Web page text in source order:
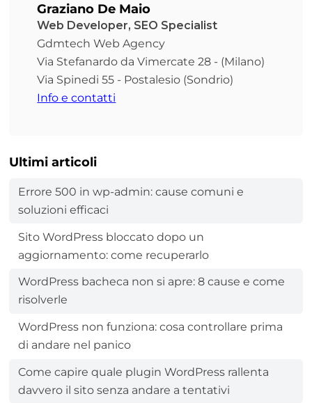
Graziano De Maio
Web Developer, SEO Specialist
Gdmtech Web Agency
Via Stefanardo da Vimercate 28 - (Milano)
Via Spinedi 55 - Postalesio (Sondrio)
Info e contatti
Ultimi articoli
Errore 500 in wp-admin: cause comuni e
soluzioni efficaci
Sito WordPress bloccato dopo un
aggiornamento: come recuperarlo
WordPress bacheca non si apre: 8 cause e come
risolverle
WordPress non funziona: cosa controllare prima
di andare nel panico
Come capire quale plugin WordPress rallenta
davvero il sito senza andare a tentativi